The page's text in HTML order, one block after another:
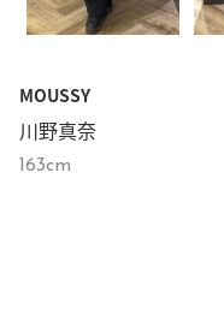
MOUSSY
川野真奈
163cm